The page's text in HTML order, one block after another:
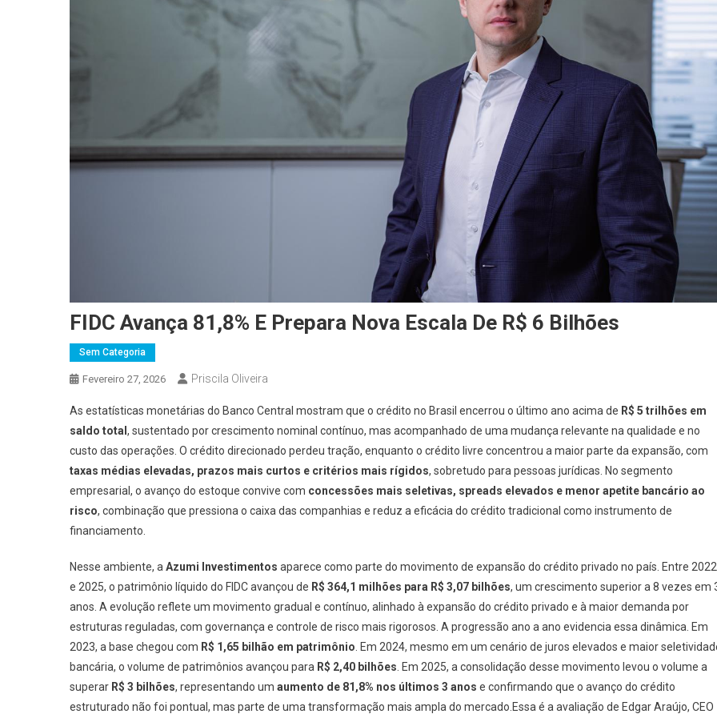
FIDC Avança 81,8% E Prepara Nova Escala De R$ 6 Bilhões
Sem Categoria
Fevereiro 27, 2026 Priscila Oliveira
As estatísticas monetárias do Banco Central mostram que o crédito no Brasil encerrou o último ano acima de R$ 5 trilhões em
saldo total , sustentado por crescimento nominal contínuo, mas acompanhado de uma mudança relevante na qualidade e no
custo das operações. O crédito direcionado perdeu tração, enquanto o crédito livre concentrou a maior parte da expansão, com
taxas médias elevadas, prazos mais curtos e critérios mais rígidos, sobretudo para pessoas jurídicas. No segmento
empresarial, o avanço do estoque convive com concessões mais seletivas, spreads elevados e menor apetite bancário ao
risco, combinação que pressiona o caixa das companhias e reduz a eficácia do crédito tradicional como instrumento de
financiamento.
Nesse ambiente, a Azumi Investimentos aparece como parte do movimento de expansão do crédito privado no país. Entre 2022
e 2025, o patrimônio líquido do FIDC avançou de R$ 364,1 milhões para R$ 3,07 bilhões, um crescimento superior a 8 vezes em
anos. A evolução reflete um movimento gradual e contínuo, alinhado à expansão do crédito privado e à maior demanda por
estruturas reguladas, com governança e controle de risco mais rigorosos. A progressão ano a ano evidencia essa dinâmica. Em
2023, a base chegou com R$ 1,65 bilhão em patrimônio . Em 2024, mesmo em um cenário de juros elevados e maior
bancária, o volume de patrimônios avançou para R$ 2,40 bilhões . Em 2025, a consolidação desse movimento levou o volume a
superar R$ 3 bilhões, representando um aumento de 81,8% nos últimos 3 anos e confirmando que o avanço do crédito
estruturado não foi pontual, mas parte de uma transformação mais ampla do mercado.Essa é a avaliação de Edgar Araújo, CEO